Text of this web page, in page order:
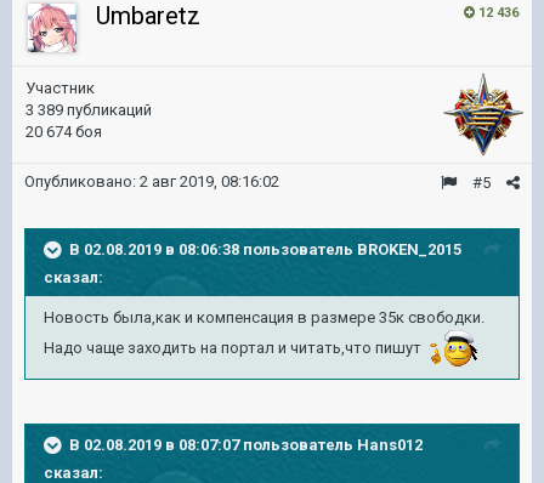
12 436
Umbaretz
Участник
3 389 публикаций
20 674 боя
#5
Опубликовано: 2 авг 2019, 08:16:02
В 02.08.2019 в 08:06:38 пользователь BROKEN_2015
сказал:
Новость была,как и компенсация в размере 35к свободки.
Надо чаще заходить на портал и читать,что пишут
В 02.08.2019 в 08:07:07 пользователь Hans012
сказал: